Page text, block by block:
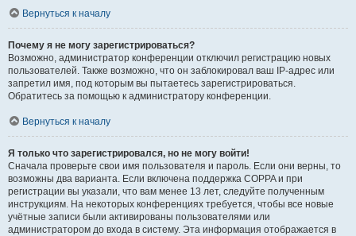
Вернуться к началу
Почему я не могу зарегистрироваться?
Возможно, администратор конференции отключил регистрацию новых
пользователей. Также возможно, что он заблокировал ваш IP-адрес или
запретил имя, под которым вы пытаетесь зарегистрироваться.
Обратитесь за помощью к администратору конференции.
Вернуться к началу
Я только что зарегистрировался, но не могу войти!
Сначала проверьте свои имя пользователя и пароль. Если они верны, то
возможны два варианта. Если включена поддержка COPPA и при
регистрации вы указали, что вам менее 13 лет, следуйте полученным
инструкциям. На некоторых конференциях требуется, чтобы все новые
учётные записи были активированы пользователями или
администратором до входа в систему. Эта информация отображается в